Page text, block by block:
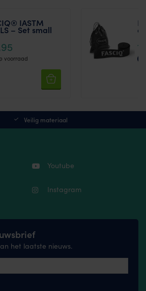
IASTM
– Set small
voorraad
Veilig materiaal
Youtube
Instagram
het laatste nieuws.